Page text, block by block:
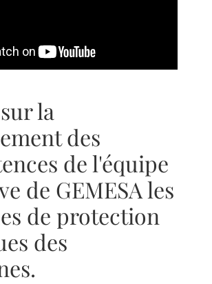
la
des
de l'équipe
de GEMESA les
de protection
des